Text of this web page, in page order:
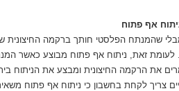
אף פתוח
שהמנתח הפלסטי חותך ברקמה
לעומת זאת, ניתוח אף פתוח מבוצע כאשר
את הרקמה החיצונית ומבצע את הניתוח
צריך לקחת בחשבון כי ניתוח אף פתוח